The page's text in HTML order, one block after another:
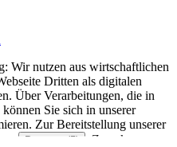
Wir nutzen aus wirtschaftlichen
Dritten als digitalen
Über Verarbeitungen, die in
Sie sich in unserer
Zur Bereitstellung unserer
Partnern (5)
. Zwecke: